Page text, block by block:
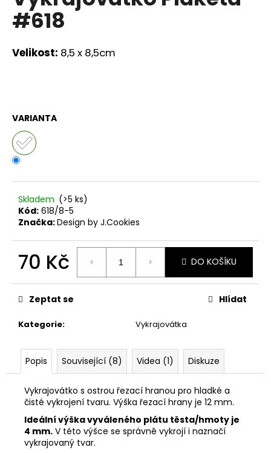
0,0
z
hvězdiček.
#618
Velikost: 8,5 x 8,5cm
VARIANTA
Skladem (>5 ks)
Kód: 618/8-5
Značka:Design by J.Cookies
70 Kč
cena:
DO KOŠÍKU
Kategorie: Vykrajovátka
Zeptat se Hlídat
Popis Související (8) Videa (1) Diskuze
Vykrajovátko s ostrou řezací hranou pro hladké a
čisté vykrojení tvaru. Výška řezací hrany je 12 mm.
Ideální výška vyváleného plátu těsta/hmoty je
4 mm. V této výšce se správně vykrojí i naznačí
vykrajovaný tvar.
a
j
í
t
D
o
p
r
u
u
m
VYKRAJOVÁTKA
MINI
VÁNOČNÍ
#1297
38
Kč